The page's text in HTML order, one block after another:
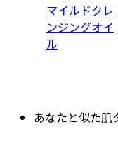
マイルドクレ
ンジングオイ
ル
あなたと似た肌